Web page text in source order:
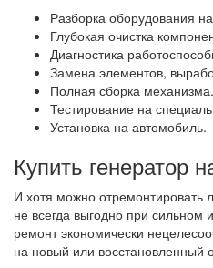
Разборка оборудования
Глубокая очистка
Диагностика
Замена элементов,
Полная сборка механизма.
Тестирование на
Установка на автомобиль.
Купить генератор
И хотя можно отремонтировать
не всегда выгодно при сильном
ремонт экономически
на новый или восстановленный